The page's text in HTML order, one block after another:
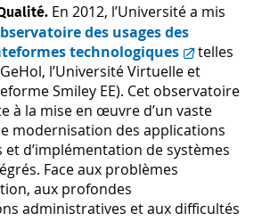
En 2012, l’Université a mis
des usages des
technologiques
telles
l’Université Virtuelle et
Smiley EE). Cet observatoire
à la mise en œuvre d’un vaste
modernisation des applications
d’implémentation de systèmes
Face aux problèmes
aux profondes
administratives et aux difficultés